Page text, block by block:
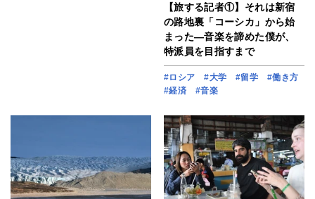
【旅する記者①】それは新宿
の路地裏「コーシカ」から始
まった―音楽を諦めた僕が、
特派員を目指すまで
#ロシア #大学 #留学
#働き方
#経済
#音楽